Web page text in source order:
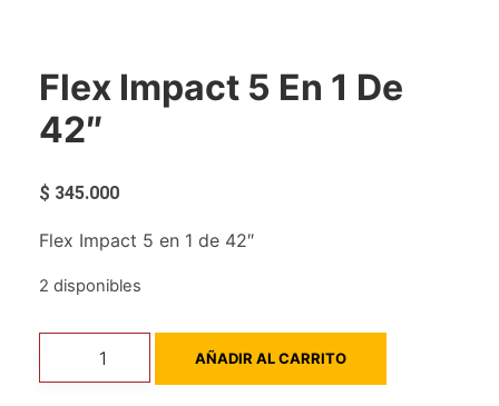
Flex Impact 5 En 1 De
42″
$ 345.000
Flex Impact 5 en 1 de 42″
2 disponibles
AÑADIR AL CARRITO